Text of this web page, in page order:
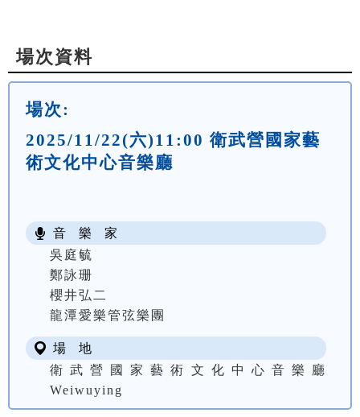
場次資料
場次:
2025/11/22(六)11:00 衛武營國家藝
術文化中心音樂廳
音 樂 家
吳庭毓
鄭詠珊
櫻井弘二
龍潭愛樂管弦樂團
場 地
衛武營國家藝術文化中心音樂廳
Weiwuying